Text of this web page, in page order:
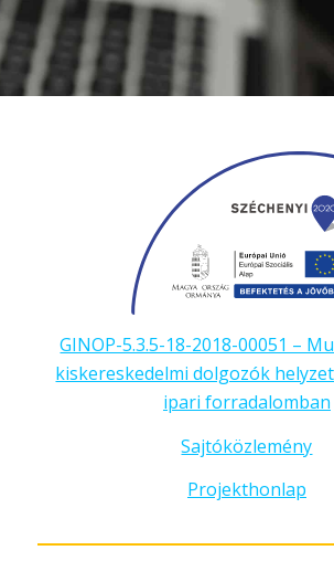
GINOP-5.3.5-18-2018-00051 –
kiskereskedelmi dolgozók
ipari forradalomban
Sajtóközlemény
Projekthonlap